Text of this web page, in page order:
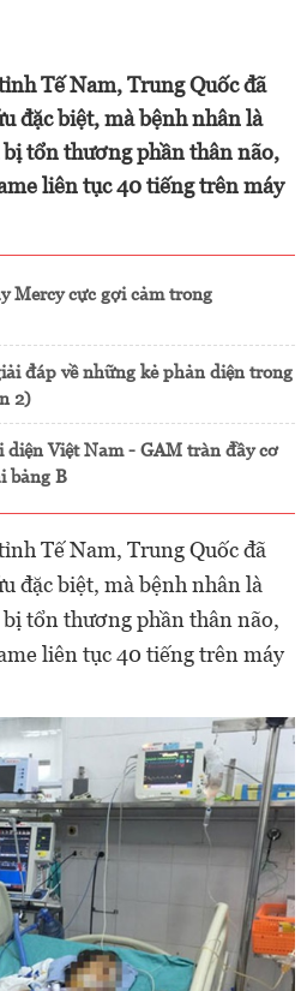
Tế Nam, Trung Quốc đã
đặc biệt, mà bệnh nhân là
tổn thương phần thân não,
liên tục 40 tiếng trên máy
Mercy cực gợi cảm trong
đáp về những kẻ phản diện trong
2)
Việt Nam - GAM tràn đầy cơ
bảng B
Tế Nam, Trung Quốc đã
đặc biệt, mà bệnh nhân là
tổn thương phần thân não,
liên tục 40 tiếng trên máy